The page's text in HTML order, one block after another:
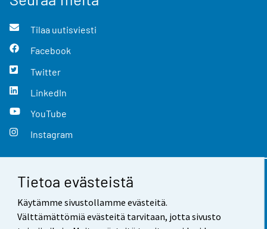
Tietoa evästeistä
Käytämme sivustollamme evästeitä.
Välttämättömiä evästeitä tarvitaan, jotta sivusto
Tilaa uutisviesti
Facebook
Twitter
LinkedIn
YouTube
Instagram
Yhteystiedot
Palaute